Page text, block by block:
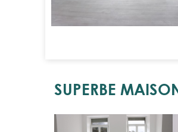
SUPERBE